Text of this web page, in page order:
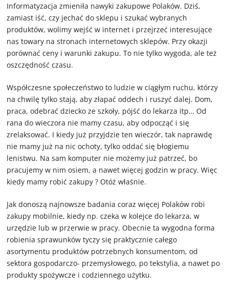
Informatyzacja zmieniła nawyki zakupowe Polaków. Dziś,
zamiast iść, czy jechać do sklepu i szukać wybranych
produktów, wolimy wejść w internet i przejrzeć interesujące
nas towary na stronach internetowych sklepów. Przy okazji
porównać ceny i warunki zakupu. To nie tylko wygoda, ale też
oszczędność czasu.
Współczesne społeczeństwo to ludzie w ciągłym ruchu, którzy
na chwilę tylko stają, aby złapać oddech i ruszyć dalej. Dom,
praca, odebrać dziecko ze szkoły, pójść do lekarza itp… Od
rana do wieczora nie mamy czasu, aby odpocząć i się
zrelaksować. I kiedy już przyjdzie ten wieczór, tak naprawdę
nie mamy już na nic ochoty, tylko oddać się błogiemu
lenistwu. Na sam komputer nie możemy już patrzeć, bo
pracujemy w nim osiem, a nawet więcej godzin w pracy. Więc
kiedy mamy robić zakupy ? Otóż właśnie.
Jak donoszą najnowsze badania coraz więcej Polaków robi
zakupy mobilnie, kiedy np. czeka w kolejce do lekarza, w
urzędzie lub w przerwie w pracy. Obecnie ta wygodna forma
robienia sprawunków tyczy się praktycznie całego
asortymentu produktów potrzebnych konsumentom, od
sektora gospodarczo- przemysłowego, po tekstylia, a nawet po
produkty spożywcze i codziennego użytku.